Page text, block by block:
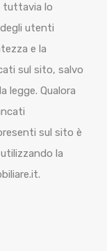
tuttavia lo
utenti
e la
sul sito, salvo
legge. Qualora
sul sito è
la